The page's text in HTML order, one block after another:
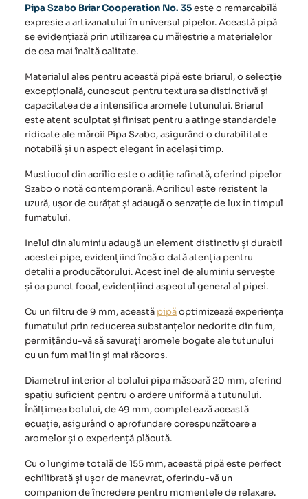
Pipa Szabo Briar Cooperation No. 35este o remarcabilă
expresie a artizanatului în universul pipelor. Această pipă
se evidențiază prin utilizarea cu măiestrie a materialelor
de cea mai înaltă calitate.
Materialul ales pentru această pipă este briarul, o selecție
excepțională, cunoscut pentru textura sa distinctivă și
capacitatea de a intensifica aromele tutunului. Briarul
este atent sculptat și finisat pentru a atinge standardele
ridicate ale mărcii Pipa Szabo, asigurând o durabilitate
notabilă și un aspect elegant în același timp.
Mustiucul din acrilic este o adiție rafinată, oferind pipelor
Szabo o notă contemporană. Acrilicul este rezistent la
uzură, ușor de curățat și adaugă o senzație de lux în timpul
fumatului.
Inelul din aluminiu adaugă un element distinctiv și durabil
acestei pipe, evidențiind încă o dată atenția pentru
detalii a producătorului. Acest inel de aluminiu servește
și ca punct focal, evidențiind aspectul general al pipei.
Cu un filtru de 9 mm, această pipăoptimizează experiența
fumatului prin reducerea substanțelor nedorite din fum,
permițându-vă să savurați aromele bogate ale tutunului
cu un fum mai lin și mai răcoros.
Diametrul interior al bolului pipa măsoară 20 mm, oferind
spațiu suficient pentru o ardere uniformă a tutunului.
Înălțimea bolului, de 49 mm, completează această
ecuație, asigurând o aprofundare corespunzătoare a
aromelor și o experiență plăcută.
Cu o lungime totală de 155 mm, această pipă este perfect
echilibrată și ușor de manevrat, oferindu-vă un
companion de încredere pentru momentele de relaxare.